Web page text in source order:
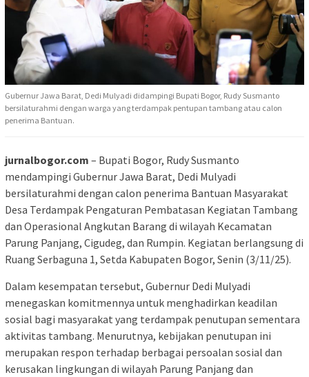
Gubernur Jawa Barat, Dedi Mulyadi didampingi Bupati Bogor, Rudy Susmanto
bersilaturahmi dengan warga yang terdampak pentupan tambang atau calon
penerima Bantuan.
jurnalbogor.com – Bupati Bogor, Rudy Susmanto
mendampingi Gubernur Jawa Barat, Dedi Mulyadi
bersilaturahmi dengan calon penerima Bantuan Masyarakat
Desa Terdampak Pengaturan Pembatasan Kegiatan Tambang
dan Operasional Angkutan Barang di wilayah Kecamatan
Parung Panjang, Cigudeg, dan Rumpin. Kegiatan berlangsung di
Ruang Serbaguna 1, Setda Kabupaten Bogor, Senin (3/11/25).
Dalam kesempatan tersebut, Gubernur Dedi Mulyadi
menegaskan komitmennya untuk menghadirkan keadilan
sosial bagi masyarakat yang terdampak penutupan sementara
aktivitas tambang. Menurutnya, kebijakan penutupan ini
merupakan respon terhadap berbagai persoalan sosial dan
kerusakan lingkungan di wilayah Parung Panjang dan